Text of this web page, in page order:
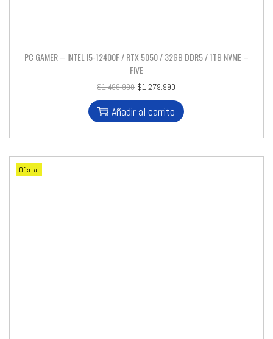
PC GAMER – INTEL I5-12400F / RTX 5050 / 32GB DDR5 / 1TB NVME –
FIVE
$1.499.990 $1.279.990
Añadir al carrito
Oferta!